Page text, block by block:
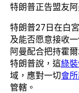
特朗普正告盟友
特朗普27日在白
及能否愿意接收
阿曼配合把持霍
特朗普說，這綠
域，應對一切會
管轄。